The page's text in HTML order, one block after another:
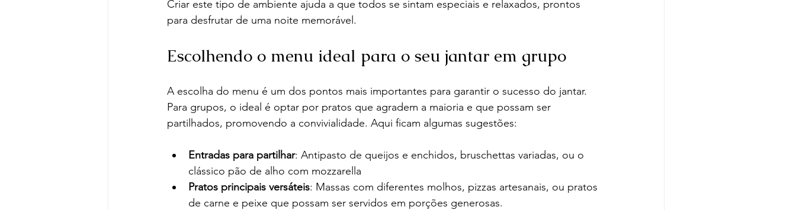
Criar este tipo de ambiente ajuda a que todos se sintam especiais e relaxados, prontos
para desfrutar de uma noite memorável.
Escolhendo o menu ideal para o seu jantar em grupo
A escolha do menu é um dos pontos mais importantes para garantir o sucesso do jantar.
Para grupos, o ideal é optar por pratos que agradem a maioria e que possam ser
partilhados, promovendo a convivialidade. Aqui ficam algumas sugestões:
Entradas para partilhar: Antipasto de queijos e enchidos, bruschettas variadas, ou o
clássico pão de alho com mozzarella
Pratos principais versáteis: Massas com diferentes molhos, pizzas artesanais, ou pratos
de carne e peixe que possam ser servidos em porções generosas.